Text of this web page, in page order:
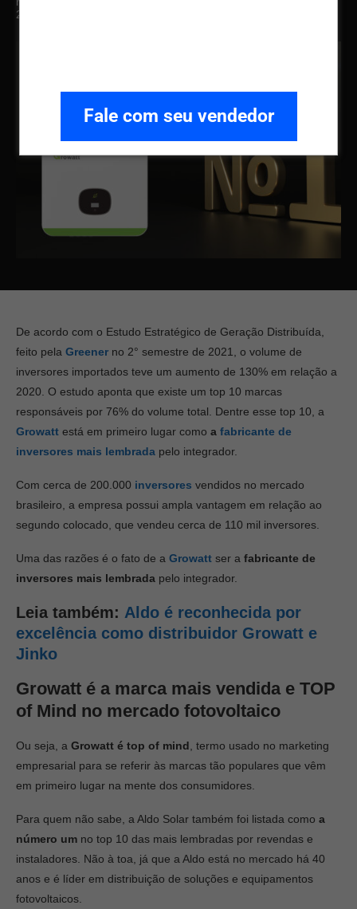
Fale com seu vendedor
2022
De acordo com o Estudo Estratégico de Geração Distribuída,
feito pela Greener no 2° semestre de 2021, o volume de
inversores importados teve um aumento de 130% em relação a
2020. O estudo aponta que existe um top 10 marcas
responsáveis por 76% do volume total. Dentre esse top 10, a
Growatt está em primeiro lugar como a fabricante de
inversores mais lembrada pelo integrador.
Com cerca de 200.000 inversores vendidos no mercado
brasileiro, a empresa possui ampla vantagem em relação ao
segundo colocado, que vendeu cerca de 110 mil inversores.
Uma das razões é o fato de a Growatt ser a fabricante de
inversores mais lembrada pelo integrador.
Leia também: Aldo é reconhecida por
excelência como distribuidor Growatt e
Jinko
Growatt é a marca mais vendida e TOP
of Mind no mercado fotovoltaico
Ou seja, a Growatt é top of mind , termo usado no marketing
empresarial para se referir às marcas tão populares que vêm
em primeiro lugar na mente dos consumidores.
Para quem não sabe, a Aldo Solar também foi listada como a
número um no top 10 das mais lembradas por revendas e
instaladores. Não à toa, já que a Aldo está no mercado há 40
anos e é líder em distribuição de soluções e equipamentos
fotovoltaicos.